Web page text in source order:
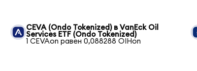
CEVA (Ondo Tokenized) в VanEck Oil
Services ETF (Ondo Tokenized)
1 CEVAon равен 0,088288 OIHon